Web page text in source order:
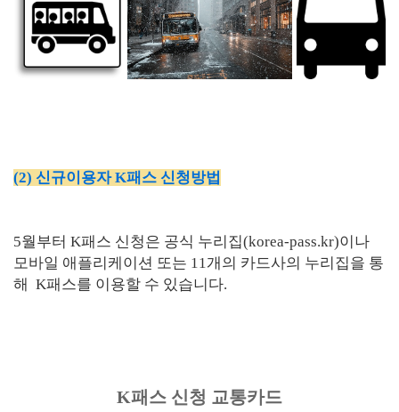
(2) 신규이용자 K패스 신청방법
5월부터 K패스 신청은 공식 누리집(korea-pass.kr)이나
모바일 애플리케이션 또는 11개의 카드사의 누리집을 통
해 K패스를 이용할 수 있습니다.
K패스 신청 교통카드